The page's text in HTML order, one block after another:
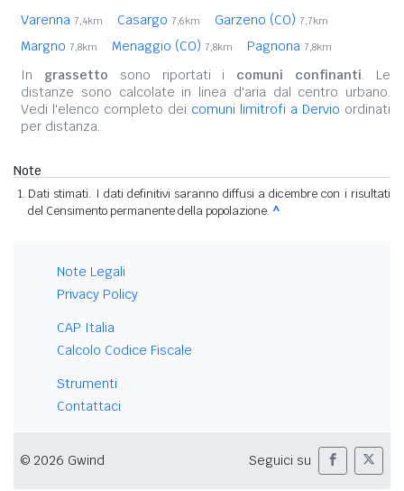
Varenna 7,4km Casargo 7,6km Garzeno (CO) 7,7km
Margno 7,8km Menaggio (CO) 7,8km Pagnona 7,8km
In grassetto sono riportati i comuni confinanti. Le
distanze sono calcolate in linea d'aria dal centro urbano.
Vedi l'elenco completo dei comuni limitrofi a Dervio ordinati
per distanza.
Note
Dati stimati. I dati definitivi saranno diffusi a dicembre con i risultati
del Censimento permanente della popolazione. ^
Note Legali
Privacy Policy
CAP Italia
Calcolo Codice Fiscale
Strumenti
Contattaci
© 2026 Gwind Seguici su